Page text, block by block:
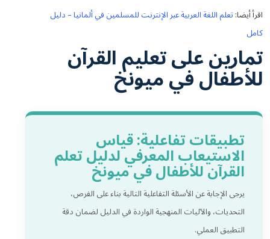
اقرأ أيضا:تعلم اللغة العربية عبر الإنترنت للمسلمين في ألمانيا – دليل
كامل
تمارين على تعليم القرآن
للأطفال في ميونخ
تطبيقات تفاعلية: قياس
الاستيعاب المعرفي لدليل تعلم
القرآن للأطفال في ميونخ
يرجى الإجابة عن الأسئلة التفاعلية التالية بناء على الفرص،
التحديات، والآليات المنهجية الواردة في الدليل لضمان دقة
التطبيق العملي.